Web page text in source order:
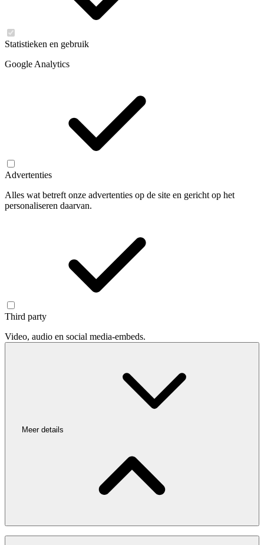
Statistieken en gebruik
Google Analytics
Advertenties
Alles wat betreft onze advertenties op de site en gericht op het
personaliseren daarvan.
Third party
Video, audio en social media-embeds.
Meer details